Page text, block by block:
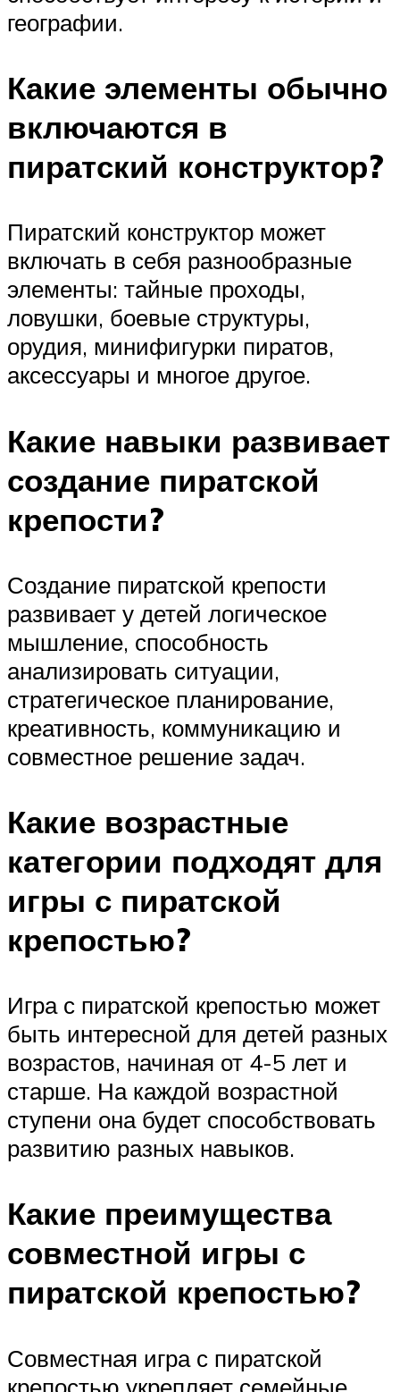
географии.
Какие элементы обычно
включаются в
пиратский конструктор?
Пиратский конструктор может
включать в себя разнообразные
элементы: тайные проходы,
ловушки, боевые структуры,
орудия, минифигурки пиратов,
аксессуары и многое другое.
Какие навыки развивает
создание пиратской
крепости?
Создание пиратской крепости
развивает у детей логическое
мышление, способность
анализировать ситуации,
стратегическое планирование,
креативность, коммуникацию и
совместное решение задач.
Какие возрастные
категории подходят для
игры с пиратской
крепостью?
Игра с пиратской крепостью может
быть интересной для детей разных
возрастов, начиная от 4-5 лет и
старше. На каждой возрастной
ступени она будет способствовать
развитию разных навыков.
Какие преимущества
совместной игры с
пиратской крепостью?
Совместная игра с пиратской
крепостью укрепляет семейные